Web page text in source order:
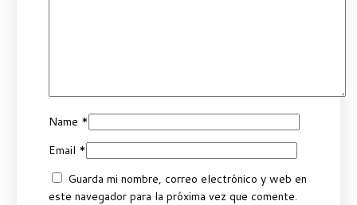
Name *
Email *
Guarda mi nombre, correo electrónico y web en
este navegador para la próxima vez que comente.